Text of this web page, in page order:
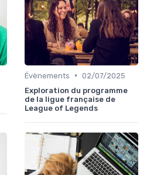
Évènements • 02/07/2025
Exploration du programme
de la ligue française de
League of Legends